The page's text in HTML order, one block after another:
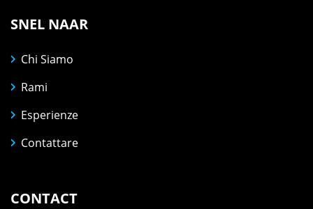
SNEL NAAR
Chi Siamo
Rami
Esperienze
Contattare
CONTACT